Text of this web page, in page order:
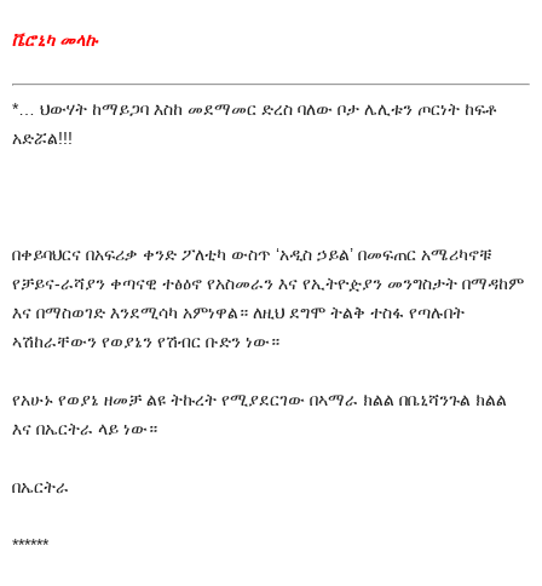
ቬሮኒካ መላኩ
*… ህውሃት ከማይጋባ እስከ መደማመር ድረስ ባለው ቦታ ሌሊቱን ጦርነት ከፍቶ
አድሯል!!!
በቀይባህርና በአፍሪቃ ቀንድ ፖለቲካ ውስጥ ‘አዲስ ኃይል’ በመፍጠር አሜሪካኖቹ
የቻይና-ራሻያን ቀጣናዊ ተፅዕኖ የአስመራን እና የኢትዮዽያን መንግስታት በማዳከም
እና በማስወገድ እንደሚሳካ አምነዋል። ለዚህ ደግሞ ትልቅ ተስፋ የጣሉበት
ኣሽከራቸውን የወያኔን የሽብር ቡድን ነው።
የአሁኑ የወያኔ ዘመቻ ልዩ ትኩረት የሚያደርገው በኣማራ ክልል በቤኒሻንጉል ክልል
እና በኤርትራ ላይ ነው።
በኤርትራ
******